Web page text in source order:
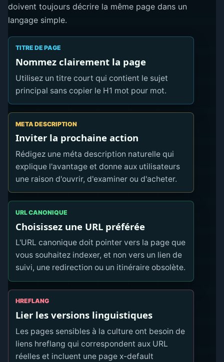
doivent toujours décrire la même page dans un
langage simple.
TITRE DE PAGE
Nommez clairement la page
Utilisez un titre court qui contient le sujet
principal sans copier le H1 mot pour mot.
META DESCRIPTION
Inviter la prochaine action
Rédigez une méta description naturelle qui
explique l'avantage et donne aux utilisateurs
une raison d'ouvrir, d'examiner ou d'acheter.
URL CANONIQUE
Choisissez une URL préférée
L'URL canonique doit pointer vers la page que
vous souhaitez indexer, et non vers un lien de
suivi, une redirection ou un itinéraire obsolète.
HREFLANG
Lier les versions linguistiques
Les pages sensibles à la culture ont besoin de
liens hreflang qui correspondent aux URL
réelles et incluent une page x-default